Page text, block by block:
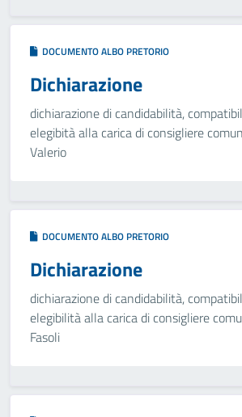
DOCUMENTO ALBO PRETORIO
Dichiarazione
dichiarazione di candidabilità,
elegibità alla carica di consigliere
Valerio
DOCUMENTO ALBO PRETORIO
Dichiarazione
dichiarazione di candidabilità,
elegibilità alla carica di consigliere
Fasoli